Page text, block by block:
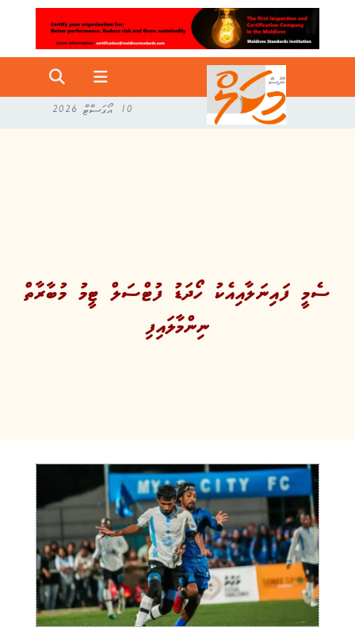
10 އޯގަސްޓް 2026
ސެމީ ފައިނަލާއިއެކު ހޯދަޑު ފުޓްސަލް ޓީމު މުބާރާތް
ނިންމާލައިފި